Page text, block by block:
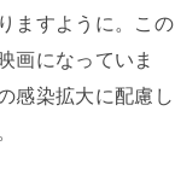
ますように。この
画になっていま
感染拡大に配慮し